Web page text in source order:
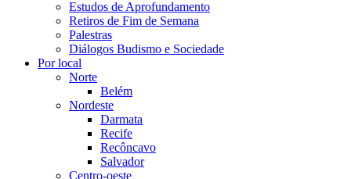
Estudos de Aprofundamento
Retiros de Fim de Semana
Palestras
Diálogos Budismo e Sociedade
Por local
Norte
Belém
Nordeste
Darmata
Recife
Recôncavo
Salvador
Centro-oeste